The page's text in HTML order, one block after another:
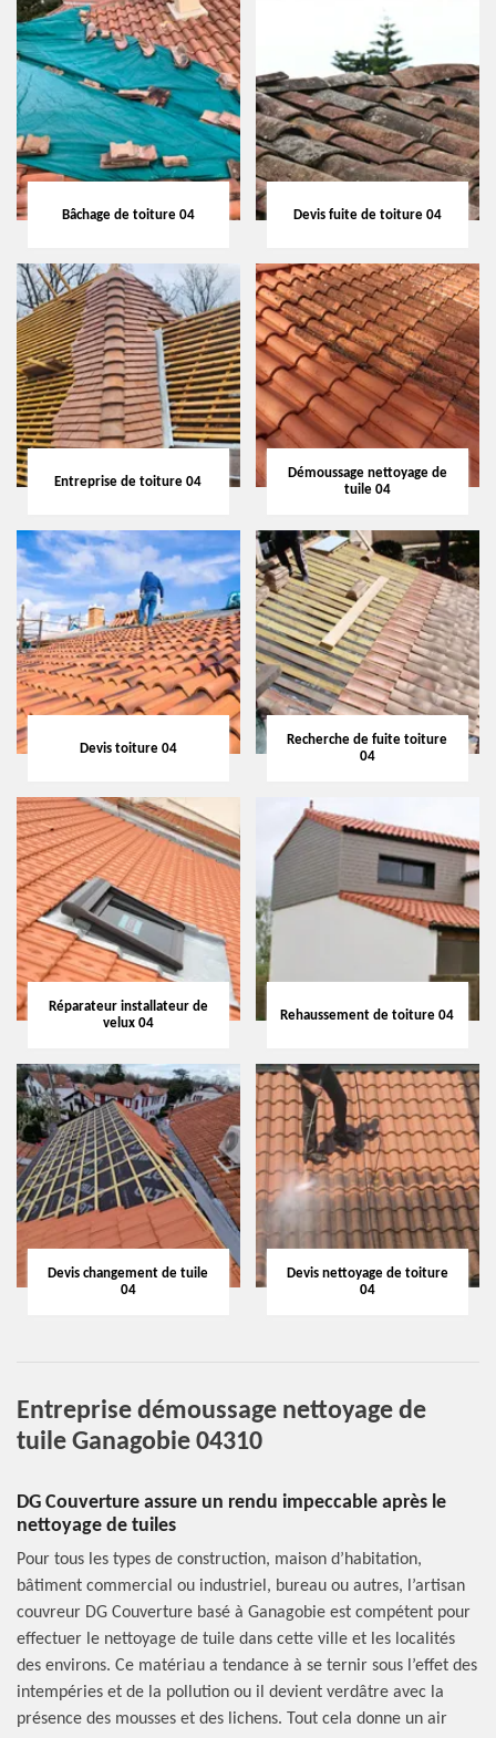
Bâchage de toiture 04 Devis fuite de toiture 04
Entreprise de toiture 04
Démoussage nettoyage de
tuile 04
Devis toiture 04
Recherche de fuite toiture
04
Réparateur installateur de
velux 04
Rehaussement de toiture 04
Devis changement de tuile
04
Devis nettoyage de toiture
04
Entreprise démoussage nettoyage de
tuile Ganagobie 04310
DG Couverture assure un rendu impeccable après le
nettoyage de tuiles
Pour tous les types de construction, maison d’habitation,
bâtiment commercial ou industriel, bureau ou autres, l’artisan
couvreur DG Couverture basé à Ganagobie est compétent pour
effectuer le nettoyage de tuile dans cette ville et les localités
des environs. Ce matériau a tendance à se ternir sous l’effet des
intempéries et de la pollution ou il devient verdâtre avec la
présence des mousses et des lichens. Tout cela donne un air